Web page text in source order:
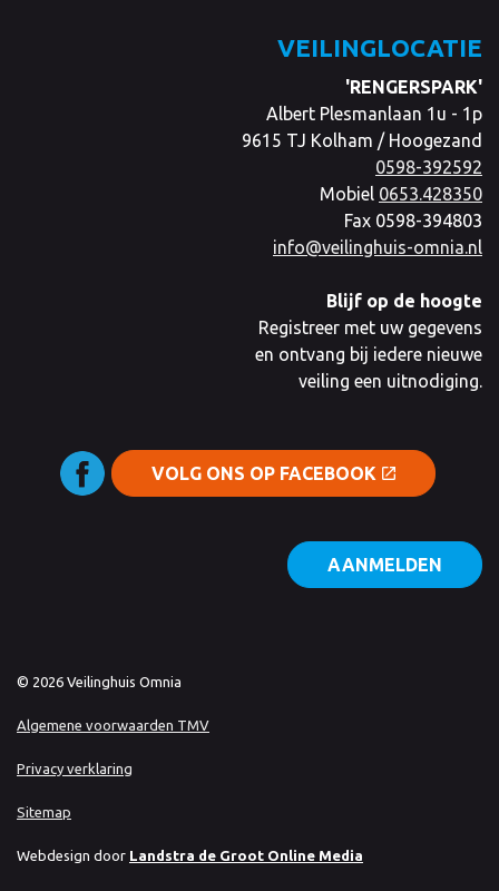
VEILINGLOCATIE
'RENGERSPARK'
Albert Plesmanlaan 1u - 1p
9615 TJ Kolham / Hoogezand
0598-392592
Mobiel 0653.428350
Fax 0598-394803
info@veilinghuis-omnia.nl
Blijf op de hoogte
Registreer met uw gegevens
en ontvang bij iedere nieuwe
veiling een uitnodiging.
VOLG ONS OP FACEBOOK
AANMELDEN
© 2026 Veilinghuis Omnia
Algemene voorwaarden TMV
Privacy verklaring
Sitemap
Webdesign door Landstra de Groot Online Media